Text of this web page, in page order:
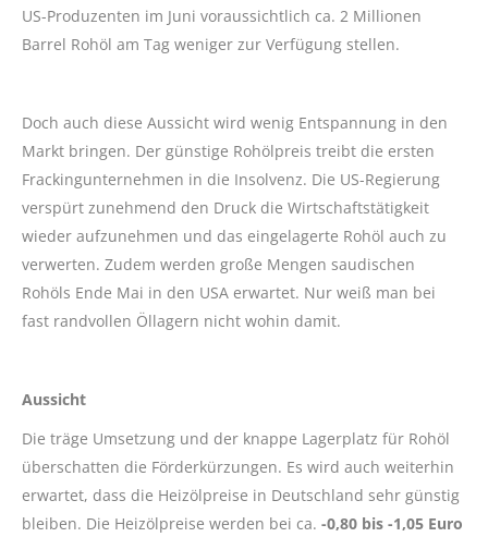
US-Produzenten im Juni voraussichtlich ca. 2 Millionen
Barrel Rohöl am Tag weniger zur Verfügung stellen.
Doch auch diese Aussicht wird wenig Entspannung in den
Markt bringen. Der günstige Rohölpreis treibt die ersten
Frackingunternehmen in die Insolvenz. Die US-Regierung
verspürt zunehmend den Druck die Wirtschaftstätigkeit
wieder aufzunehmen und das eingelagerte Rohöl auch zu
verwerten. Zudem werden große Mengen saudischen
Rohöls Ende Mai in den USA erwartet. Nur weiß man bei
fast randvollen Öllagern nicht wohin damit.
Aussicht
Die träge Umsetzung und der knappe Lagerplatz für Rohöl
überschatten die Förderkürzungen. Es wird auch weiterhin
erwartet, dass die Heizölpreise in Deutschland sehr günstig
bleiben. Die Heizölpreise werden bei ca. -0,80 bis -1,05 Euro